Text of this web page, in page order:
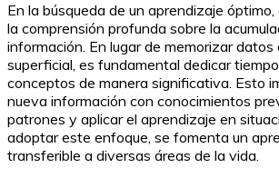
En la búsqueda de un aprendizaje
la comprensión profunda sobre la
información. En lugar de memorizar datos
superficial, es fundamental dedicar
conceptos de manera significativa. Esto
nueva información con conocimientos
patrones y aplicar el aprendizaje en
adoptar este enfoque, se fomenta un
transferible a diversas áreas de la vida.